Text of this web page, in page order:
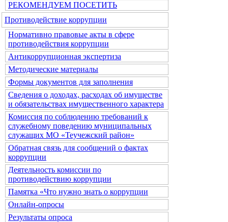
РЕКОМЕНДУЕМ ПОСЕТИТЬ
Противодействие коррупции
Нормативно правовые акты в сфере
противодействия коррупции
Антикоррупционная экспертиза
Методические материалы
Формы документов для заполнения
Сведения о доходах, расходах об имуществе
и обязательствах имущественного характера
Комиссия по соблюдению требований к
служебному поведению муниципальных
служащих МО «Теучежский район»
Обратная связь для сообщений о фактах
коррупции
Деятельность комиссии по
противодействию коррупции
Памятка «Что нужно знать о коррупции
Онлайн-опросы
Результаты опроса